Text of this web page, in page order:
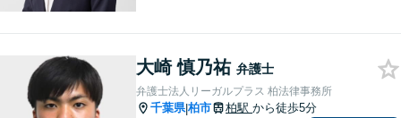
大崎 慎乃祐 弁護士
弁護士法人リーガルプラス 柏法律事務所
千葉県|柏市 柏駅 から徒歩5分